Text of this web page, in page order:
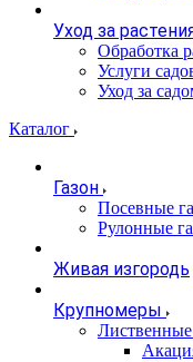
Уход за
Обработка
Услуги
Уход за
Каталог
Газон
Посевные
Рулонные
Живая изгородь
Крупномеры
Лиственные